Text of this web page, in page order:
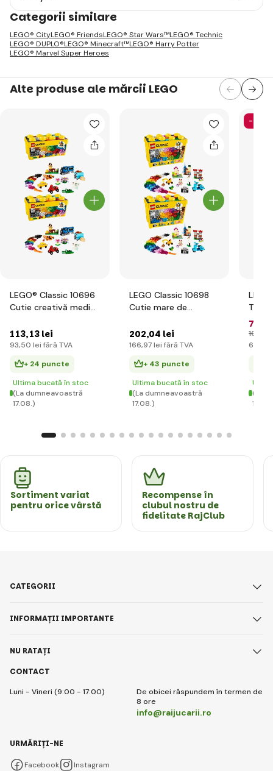
Categorii similare
LEGO® CityLEGO® FriendsLEGO® Star Wars™LEGO® Technic
LEGO® DUPLO®LEGO® Minecraft™LEGO® Harry Potter
LEGO® Marvel Super Heroes
Alte produse ale mărcii LEGO
LEGO® Classic 10696
Cutie creativă medie
113,13 lei
93,50 lei fără TVA
+ 24 puncte
Ultima bucată în stoc
(La dumneavoastră
17.08.)
LEGO Classic 10698
Cutie mare de
202,04 lei
166,97 lei fără TVA
+ 43 puncte
Ultima bucată în stoc
(La dumneavoastră
17.08.)
-24%
77
102
64
(La
Sortiment variat
pentru orice vârstă
Recompense în
clubul nostru de
fidelitate RajClub
CONTACT
Luni - Vineri (9:00 - 17:00)
De obicei răspundem în termen de
8 ore
info@raijucarii.ro
CATEGORII
INFORMAȚII IMPORTANTE
NU RATAȚI
URMĂRIȚI-NE
Facebook Instagram